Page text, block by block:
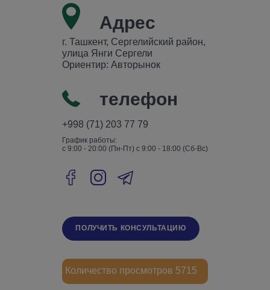
Адрес
г. Ташкент, Сергелийский район,
улица Янги Сергели
Ориентир: Авторынок
телефон
+998 (71) 203 77 79
График работы:
с 9:00 - 20:00 (Пн-Пт) с 9:00 - 18:00 (Сб-Вс)
ПОЛУЧИТЬ КОНСУЛЬТАЦИЮ
Количество просмотров 5715